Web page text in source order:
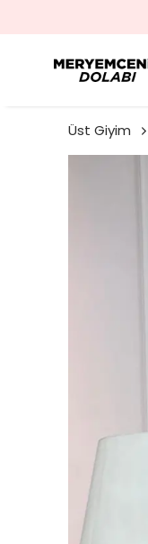
Üst Giyim